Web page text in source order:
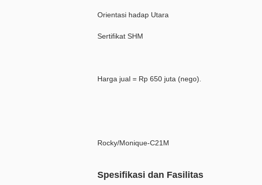
Orientasi hadap Utara
Sertifikat SHM
Harga jual = Rp 650 juta (nego).
Rocky/Monique-C21M
Spesifikasi dan Fasilitas